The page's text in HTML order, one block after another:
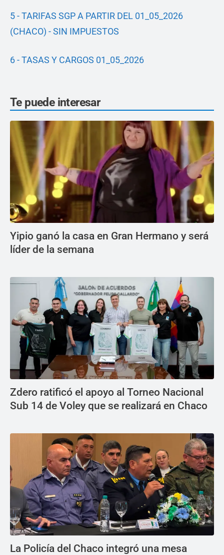
5 - TARIFAS SGP A PARTIR DEL 01_05_2026
(CHACO) - SIN IMPUESTOS
6 - TASAS Y CARGOS 01_05_2026
Te puede interesar
Yipio ganó la casa en Gran Hermano y será
líder de la semana
Zdero ratificó el apoyo al Torneo Nacional
Sub 14 de Voley que se realizará en Chaco
La Policía del Chaco integró una mesa